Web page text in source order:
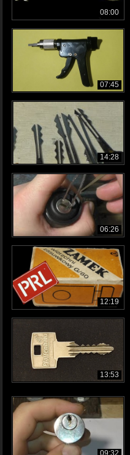
08:00
07:45
14:28
06:26
12:19
13:53
09:32